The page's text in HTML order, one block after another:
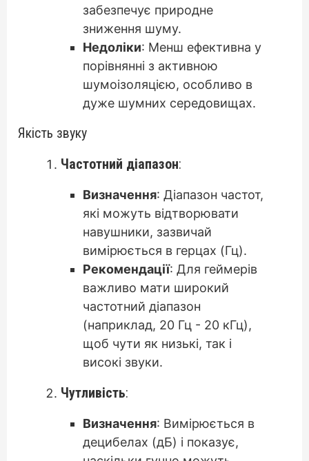
забезпечує природне
зниження шуму.
Недоліки: Менш ефективна у
порівнянні з активною
шумоізоляцією, особливо в
дуже шумних середовищах.
Якість звуку
Частотний діапазон:
Визначення: Діапазон частот,
які можуть відтворювати
навушники, зазвичай
вимірюється в герцах (Гц).
Рекомендації: Для геймерів
важливо мати широкий
частотний діапазон
(наприклад, 20 Гц - 20 кГц),
щоб чути як низькі, так і
високі звуки.
Чутливість:
Визначення: Вимірюється в
децибелах (дБ) і показує,